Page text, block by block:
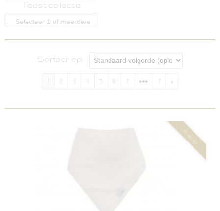
opties
Feest collectie
Selecteer 1 of meerdere
Sorteer op:
2 3 4 5 6 7 ••• 7 »
P. stuk!